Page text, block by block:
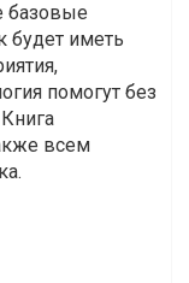
базовые
будет иметь
помогут без
всем